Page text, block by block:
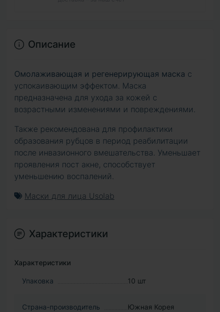
Описание
Омолаживающая и регенерирующая маска с
успокаивающим эффектом. Маска
предназначена для ухода за кожей с
возрастными изменениями и повреждениями.
Также рекомендована для профилактики
образования рубцов в период реабилитации
после инвазионного вмешательства. Уменьшает
проявления пост акне, способствует
уменьшению воспалений.
Маски для лица Usolab
Характеристики
Характеристики
Упаковка 10 шт
Страна-производитель Южная Корея